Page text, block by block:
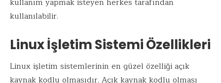
kullanılabilir.
Linux İşletim Sistemi Özellikleri
Linux işletim sistemlerinin en güzel özelliği açık
kaynak kodlu olmasıdır. Açık kaynak kodlu olması